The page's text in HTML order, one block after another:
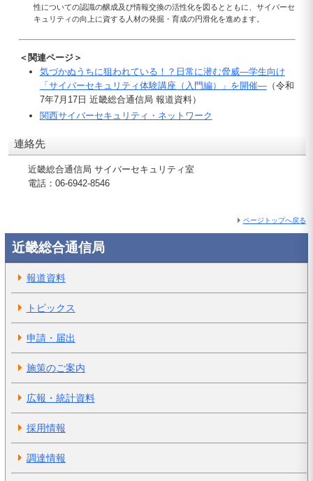
性についての認識の醸成及び情報交換の活性化を図るとともに、サイバーセ
キュリティの向上に資する人材の発掘・育成の円滑化を進めます。
＜関連ページ＞
気づかぬうちに狙われている！？日常に潜む脅威―学生向け
「サイバーセキュリティ体験講座（入門編）」を開催―（令和
7年7月17日 近畿総合通信局 報道資料）
関西サイバーセキュリティ・ネットワーク
連絡先
近畿総合通信局 サイバーセキュリティ室
電話：06-6942-8546
ページトップへ戻る
近畿総合通信局
報道資料
トピックス
申請・届出
施策のご案内
広報・統計資料
採用情報
調達情報